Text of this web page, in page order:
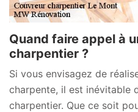
Quand faire appel à
charpentier ?
Si vous envisagez de
charpente, il est inévitable
charpentier. Que ce soit